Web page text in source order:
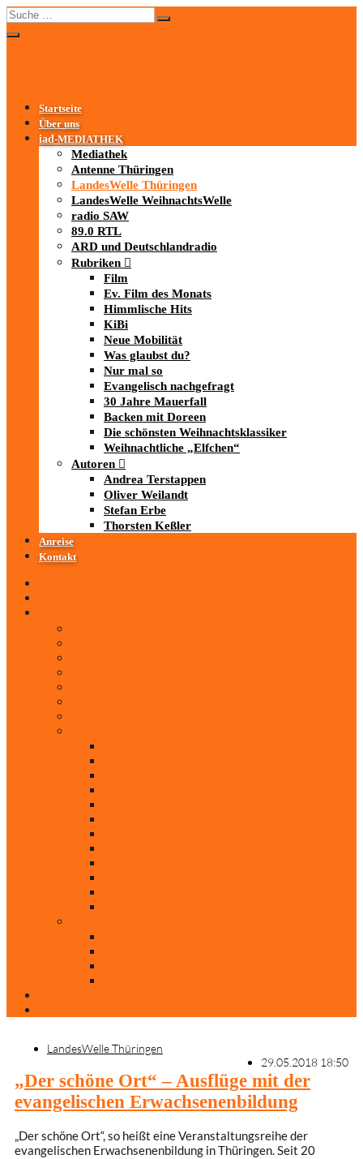
Startseite
Über uns
iad-MEDIATHEK
Mediathek
Antenne Thüringen
LandesWelle Thüringen
LandesWelle WeihnachtsWelle
radio SAW
89.0 RTL
ARD und Deutschlandradio
Rubriken
Film
Ev. Film des Monats
Himmlische Hits
KiBi
Neue Mobilität
Was glaubst du?
Nur mal so
Evangelisch nachgefragt
30 Jahre Mauerfall
Backen mit Doreen
Die schönsten Weihnachtsklassiker
Weihnachtliche „Elfchen“
Autoren
Andrea Terstappen
Oliver Weilandt
Stefan Erbe
Thorsten Keßler
Anreise
Kontakt
LandesWelle Thüringen
29.05.2018 18:50
„Der schöne Ort“ – Ausflüge mit der
evangelischen Erwachsenenbildung
„Der schöne Ort“, so heißt eine Veranstaltungsreihe der
evangelischen Erwachsenenbildung in Thüringen. Seit 20